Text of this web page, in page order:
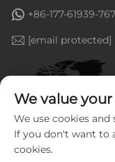
+86-177-61939-767
[email protected]
We value
We use cookies
If you don't want to
cookies.